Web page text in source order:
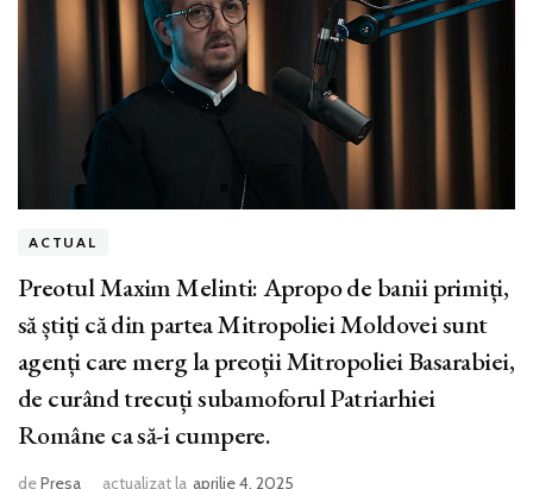
ACTUAL
Preotul Maxim Melinti: Apropo de banii primiți,
să știți că din partea Mitropoliei Moldovei sunt
agenți care merg la preoții Mitropoliei Basarabiei,
de curând trecuți subamoforul Patriarhiei
Române ca să-i cumpere.
dePresa actualizat la aprilie 4, 2025